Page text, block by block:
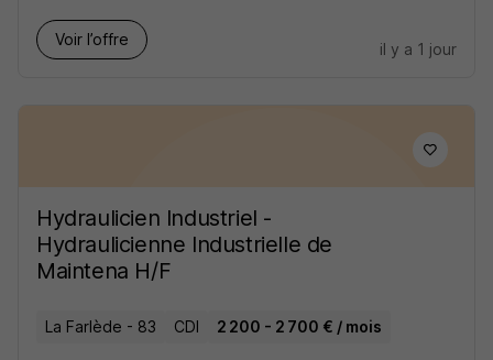
Voir l’offre
il y a 1 jour
Hydraulicien Industriel -
Hydraulicienne Industrielle de
Maintena H/F
La Farlède - 83 CDI 2 200 - 2 700 € / mois